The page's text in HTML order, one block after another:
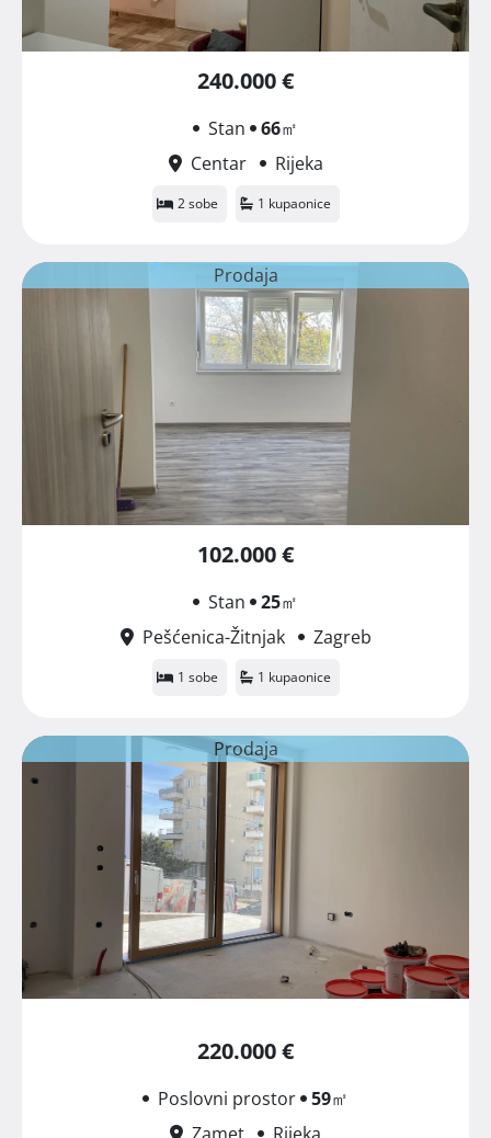
240.000 €
Stan 66㎡
Centar
Rijeka
2 sobe 1 kupaonice
Prodaja
102.000 €
Stan 25㎡
Pešćenica-Žitnjak
Zagreb
1 sobe 1 kupaonice
Prodaja
220.000 €
Poslovni prostor 59㎡
Zamet
Rijeka